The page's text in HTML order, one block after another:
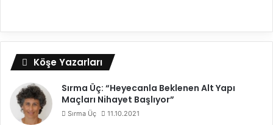
Köşe Yazarları
Sırma Üç: “Heyecanla Beklenen Alt Yapı
Maçları Nihayet Başlıyor”
Sırma Üç 11.10.2021